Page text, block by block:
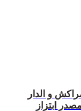
و الدار
ابتزاز